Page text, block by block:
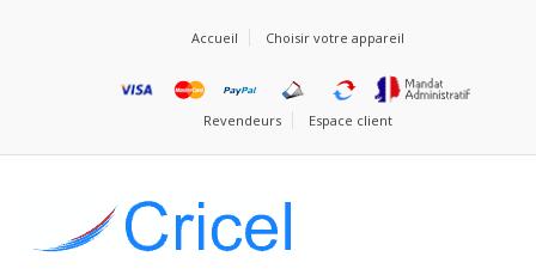
Accueil Choisir votre appareil
Revendeurs Espace client